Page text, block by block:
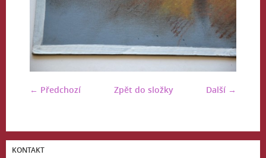
← Předchozí Další →
Zpět do složky
KONTAKT